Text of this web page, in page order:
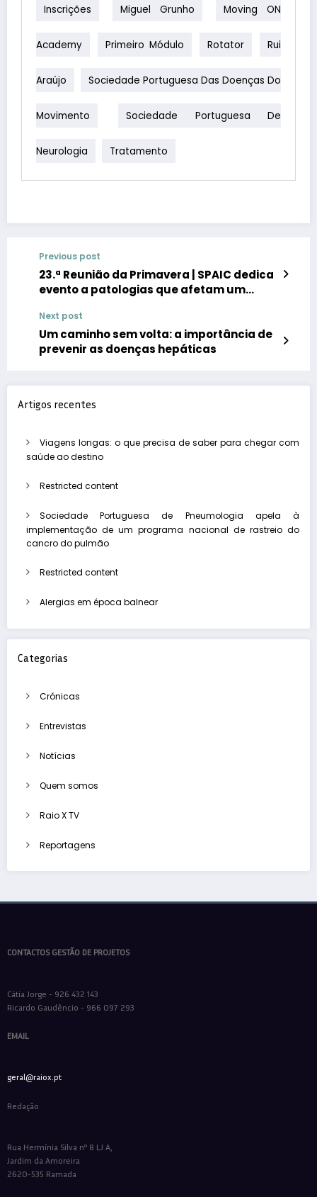
Inscrições Miguel Grunho Moving ON
Academy Primeiro Módulo Rotator Rui
Araújo Sociedade Portuguesa Das Doenças Do
Movimento Sociedade Portuguesa De
Neurologia Tratamento
Previous post
23.ª Reunião da Primavera | SPAIC dedica
evento a patologias que afetam um
Next post
Um caminho sem volta: a importância de
prevenir as doenças hepáticas
Artigos recentes
Viagens longas: o que precisa de saber para chegar com
saúde ao destino
Restricted content
Sociedade Portuguesa de Pneumologia apela à
implementação de um programa nacional de rastreio do
cancro do pulmão
Restricted content
Alergias em época balnear
Categorias
Crónicas
Entrevistas
Notícias
Quem somos
Raio X TV
Reportagens
CONTACTOS GESTÃO DE PROJETOS
Cátia Jorge - 926 432 143
Ricardo Gaudêncio - 966 097 293
EMAIL
geral@raiox.pt
Redação
Rua Hermínia Silva nº 8 LJ A,
Jardim da Amoreira
2620-535 Ramada